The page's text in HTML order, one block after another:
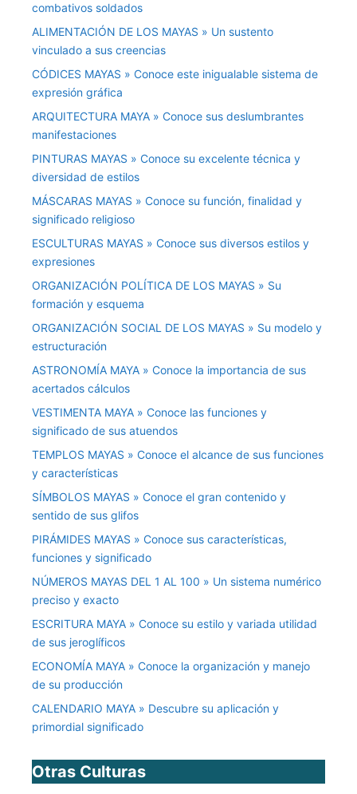
combativos soldados
ALIMENTACIÓN DE LOS MAYAS » Un sustento
vinculado a sus creencias
CÓDICES MAYAS » Conoce este inigualable sistema de
expresión gráfica
ARQUITECTURA MAYA » Conoce sus deslumbrantes
manifestaciones
PINTURAS MAYAS » Conoce su excelente técnica y
diversidad de estilos
MÁSCARAS MAYAS » Conoce su función, finalidad y
significado religioso
ESCULTURAS MAYAS » Conoce sus diversos estilos y
expresiones
ORGANIZACIÓN POLÍTICA DE LOS MAYAS » Su
formación y esquema
ORGANIZACIÓN SOCIAL DE LOS MAYAS » Su modelo y
estructuración
ASTRONOMÍA MAYA » Conoce la importancia de sus
acertados cálculos
VESTIMENTA MAYA » Conoce las funciones y
significado de sus atuendos
TEMPLOS MAYAS » Conoce el alcance de sus funciones
y características
SÍMBOLOS MAYAS » Conoce el gran contenido y
sentido de sus glifos
PIRÁMIDES MAYAS » Conoce sus características,
funciones y significado
NÚMEROS MAYAS DEL 1 AL 100 » Un sistema numérico
preciso y exacto
ESCRITURA MAYA » Conoce su estilo y variada utilidad
de sus jeroglíficos
ECONOMÍA MAYA » Conoce la organización y manejo
de su producción
CALENDARIO MAYA » Descubre su aplicación y
primordial significado
Otras Culturas